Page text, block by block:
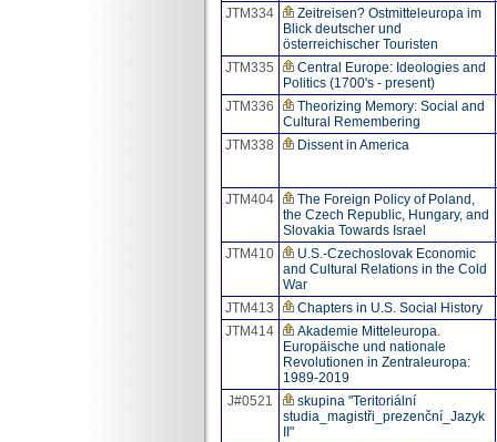
JTM334
Zeitreisen? Ostmitteleuropa im
Blick deutscher und
österreichischer Touristen
JTM335
Central Europe: Ideologies and
Politics (1700's - present)
JTM336
Theorizing Memory: Social and
Cultural Remembering
JTM338
Dissent in America
JTM404
The Foreign Policy of Poland,
the Czech Republic, Hungary, and
Slovakia Towards Israel
JTM410
U.S.-Czechoslovak Economic
and Cultural Relations in the Cold
War
JTM413
Chapters in U.S. Social History
JTM414
Akademie Mitteleuropa.
Europäische und nationale
Revolutionen in Zentraleuropa:
1989-2019
J#0521
skupina "Teritoriální
studia_magistři_prezenční_Jazyk
II"